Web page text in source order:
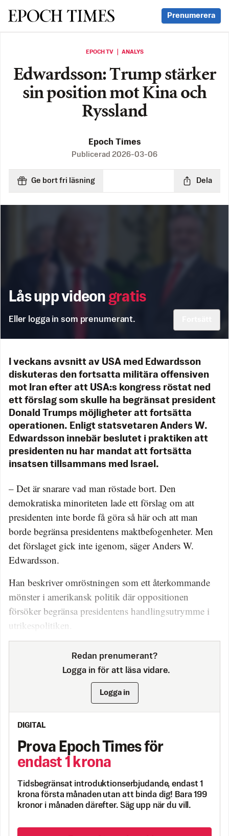
Svenska Epoch Times Prenumerera
EPOCH TV ｜ ANALYS
Edwardsson: Trump stärker
sin position mot Kina och
Ryssland
Epoch Times
Publicerad 2026-03-06
Ge bort fri läsning Dela
Lås upp videon gratis
Eller logga in som prenumerant.
I veckans avsnitt av USA med Edwardsson
diskuteras den fortsatta militära offensiven
mot Iran efter att USA:s kongress röstat ned
ett förslag som skulle ha begränsat president
Donald Trumps möjligheter att fortsätta
operationen. Enligt statsvetaren Anders W.
Edwardsson innebär beslutet i praktiken att
presidenten nu har mandat att fortsätta
insatsen tillsammans med Israel.
– Det är snarare vad man röstade bort. Den
demokratiska minoriteten lade ett förslag om att
presidenten inte borde få göra så här och att man
borde begränsa presidentens maktbefogenheter. Men
det förslaget gick inte igenom, säger Anders W.
Edwardsson.
Han beskriver omröstningen som ett återkommande
mönster i amerikansk politik där oppositionen
försöker begränsa presidentens handlingsutrymme i
utrikespolitiken.
Redan prenumerant?
Logga in för att läsa vidare.
Logga in
DIGITAL
Prova Epoch Times för
endast 1 krona
Tidsbegränsat introduktionserbjudande, endast 1
krona första månaden utan att binda dig! Bara 199
kronor i månaden därefter. Säg upp när du vill.